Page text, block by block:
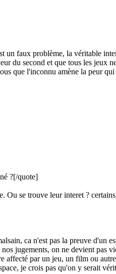
un faux problème, la véritable
du second et que tous les jeux
que l'inconnu amène la peur
?[/quote]
se trouve leur interet ?
ca n'est pas la preuve d'un
jugements, on ne devient pas
affecté par un jeu, un film ou
je crois pas qu'on y serait